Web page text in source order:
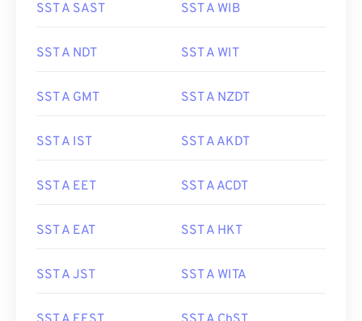
SST A SAST SST A WIB
SST A NDT SST A WIT
SST A GMT SST A NZDT
SST A IST SST A AKDT
SST A EET SST A ACDT
SST A EAT SST A HKT
SST A JST SST A WITA